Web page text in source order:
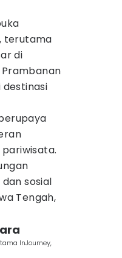
terutama
di
sosial
Tengah,
InJourney,